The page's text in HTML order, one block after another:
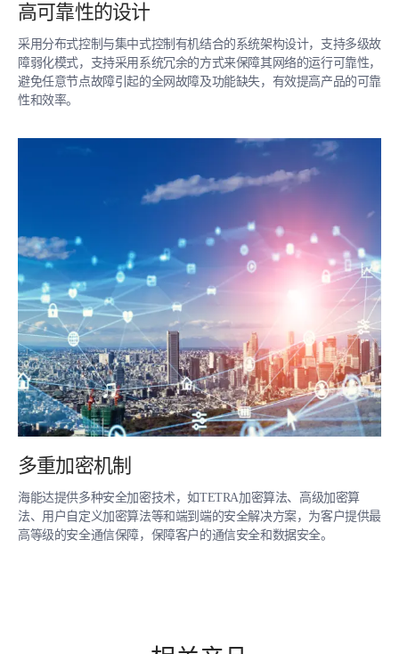
高可靠性的设计
采用分布式控制与集中式控制有机结合的系统架构设计，支持多级故
障弱化模式，支持采用系统冗余的方式来保障其网络的运行可靠性，
避免任意节点故障引起的全网故障及功能缺失，有效提高产品的可靠
性和效率。
多重加密机制
海能达提供多种安全加密技术，如TETRA加密算法、高级加密算
法、用户自定义加密算法等和端到端的安全解决方案，为客户提供最
高等级的安全通信保障，保障客户的通信安全和数据安全。